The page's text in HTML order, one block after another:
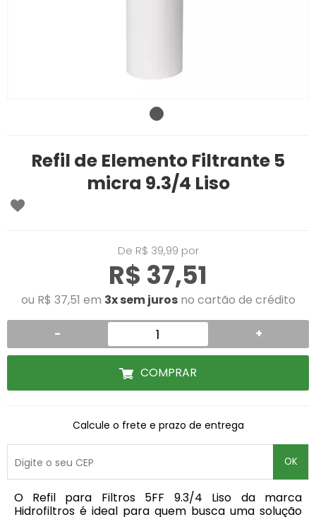
Refil de Elemento Filtrante 5
micra 9.3/4 Liso
De R$ 39,99 por
R$ 37,51
ou R$ 37,51 em 3x sem jurosno cartão de crédito
- +
COMPRAR
Calcule o frete e prazo de entrega
OK
O
Refil para Filtros 5FF 9.3/4 Liso da marca
Hidrofiltros é ideal para quem busca uma solução